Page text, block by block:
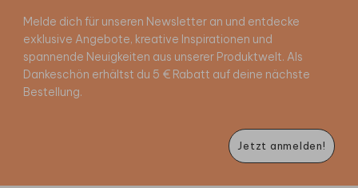
Melde dich für unseren Newsletter an und entdecke
exklusive Angebote, kreative Inspirationen und
spannende Neuigkeiten aus unserer Produktwelt. Als
Dankeschön erhältst du 5 € Rabatt auf deine nächste
Bestellung.
Jetzt anmelden!